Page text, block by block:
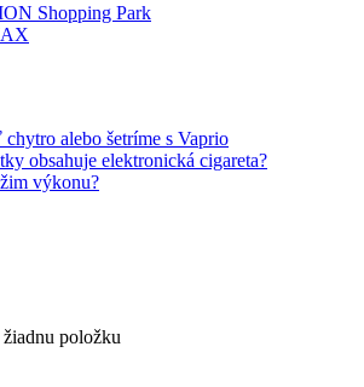
Shopping Park
alebo šetríme s Vaprio
obsahuje elektronická cigareta?
výkonu?
položku